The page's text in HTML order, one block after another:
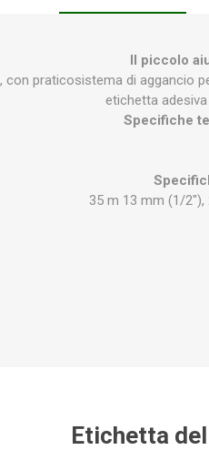
Il piccolo
praticosistema di aggancio
etichetta
Specifiche
35 m 13 mm (1/
Etichetta